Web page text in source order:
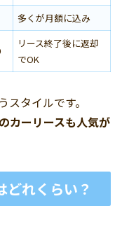
多くが月額に込み
リース終了後に返却
でOK
スタイルです。
カーリースも人気が
れくらい？